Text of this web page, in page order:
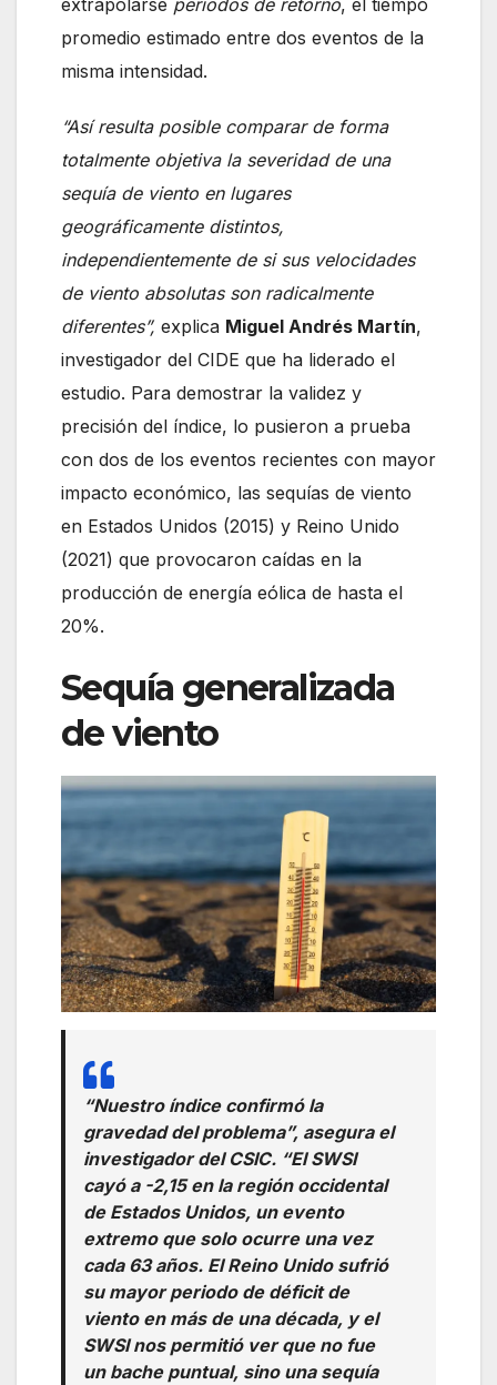
promedio estimado entre dos eventos de la
misma intensidad.
“Así resulta posible comparar de forma
totalmente objetiva la severidad de una
sequía de viento en lugares
geográficamente distintos,
independientemente de si sus velocidades
de viento absolutas son radicalmente
diferentes”, explica Miguel Andrés Martín,
investigador del CIDE que ha liderado el
estudio. Para demostrar la validez y
precisión del índice, lo pusieron a prueba
con dos de los eventos recientes con mayor
impacto económico, las sequías de viento
en Estados Unidos (2015) y Reino Unido
(2021) que provocaron caídas en la
producción de energía eólica de hasta el
20%.
Sequía generalizada
de viento
“Nuestro índice confirmó la
gravedad del problema”, asegura el
investigador del CSIC. “El SWSI
cayó a -2,15 en la región occidental
de Estados Unidos, un evento
extremo que solo ocurre una vez
cada 63 años. El Reino Unido sufrió
su mayor periodo de déficit de
viento en más de una década, y el
SWSI nos permitió ver que no fue
un bache puntual, sino una sequía